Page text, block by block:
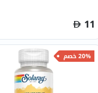
11
20% خصم